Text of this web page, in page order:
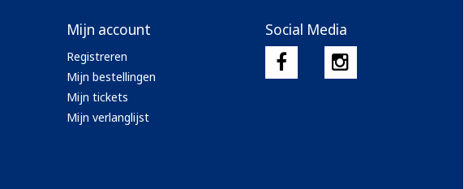
Mijn account
Registreren
Mijn bestellingen
Mijn tickets
Mijn verlanglijst
Social Media